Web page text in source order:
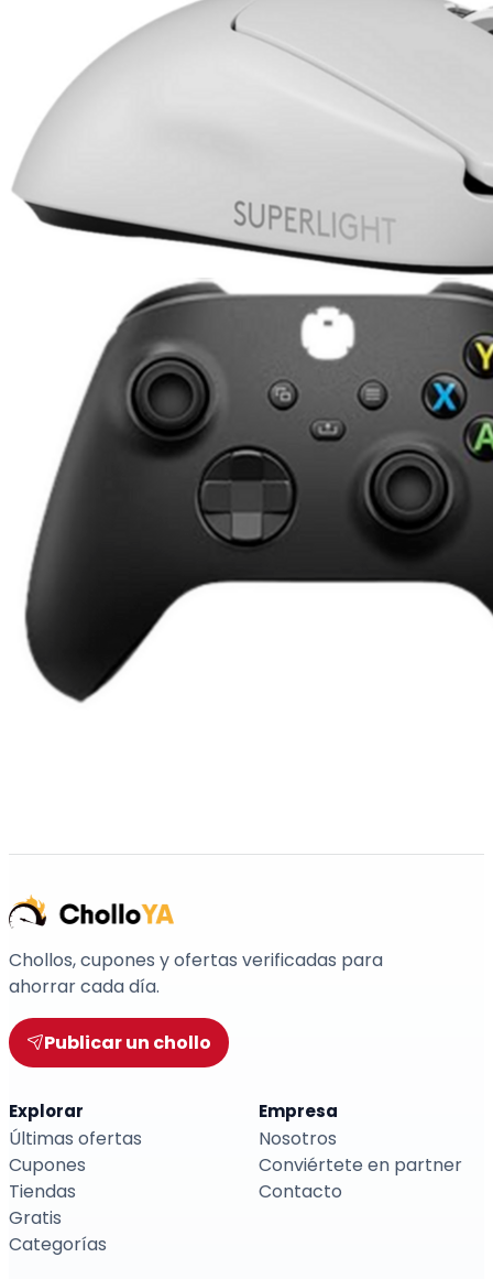
Chollos, cupones y ofertas verificadas para
ahorrar cada día.
Publicar un chollo
Explorar
Últimas ofertas
Cupones
Tiendas
Gratis
Categorías
Empresa
Nosotros
Conviértete en partner
Contacto